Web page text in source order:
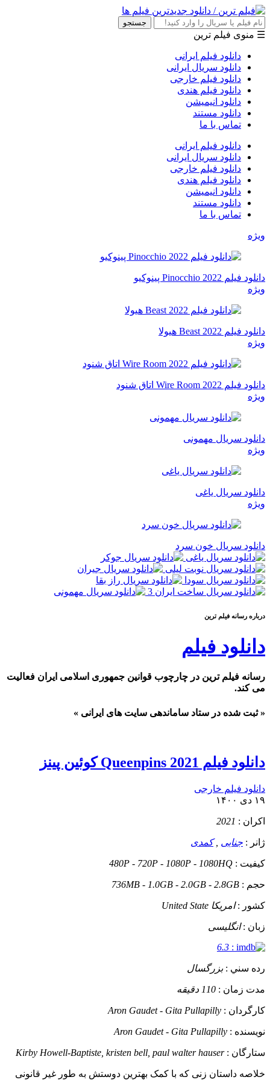
جستجو
☰ منوی فیلم ترین
دانلود فیلم ایرانی
دانلود سریال ایرانی
دانلود فیلم خارجی
دانلود فیلم هندی
دانلود انیمیشن
دانلود مستند
تماس با ما
دانلود فیلم ایرانی
دانلود سریال ایرانی
دانلود فیلم خارجی
دانلود فیلم هندی
دانلود انیمیشن
دانلود مستند
تماس با ما
ویژه
دانلود فیلم Pinocchio 2022 پینوکیو
ویژه
دانلود فیلم Beast 2022 هیولا
ویژه
دانلود فیلم Wire Room 2022 اتاق شنود
ویژه
دانلود سریال مهمونی
ویژه
دانلود سریال یاغی
ویژه
دانلود سریال خون سرد
درباره رسانه فيلم ترين
دانلود فیلم
رسانه فیلم ترین در چارچوب قوانین جمهوری اسلامی ایران فعالیت
می کند.
« ثبت شده در ستاد ساماندهی سایت های ایرانی »
دانلود فیلم 2021 Queenpins کوئین پینز
دانلود فیلم خارجی
۱۹ دی ۱۴۰۰
اکران : 2021
ژانر : جنایی ,کمدی
کيفيت : 480P - 720P - 1080P - 1080HQ
حجم : 736MB - 1.0GB - 2.0GB - 2.8GB
کشور :امریکا United State
زبان :انگلیسی
:
6.3
رده سني :بزرگسال
مدت زمان : 110 دقیقه
کارگردان : Aron Gaudet - Gita Pullapilly
نويسنده : Aron Gaudet - Gita Pullapilly
ستارگان :Kirby Howell-Baptiste, kristen bell, paul walter hauser
خلاصه داستان زنی که با کمک بهترین دوستش به طور غیر قانونی